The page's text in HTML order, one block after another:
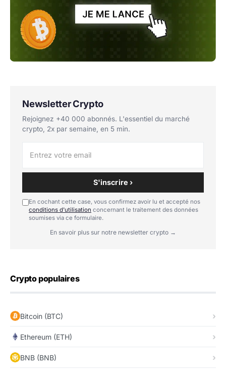
Newsletter Crypto
Rejoignez +40 000 abonnés. L'essentiel du marché
crypto, 2x par semaine, en 5 min.
S'inscrire ›
En cochant cette case, vous confirmez avoir lu et accepté nos
conditions d'utilisation concernant le traitement des données
soumises via ce formulaire.
En savoir plus sur notre newsletter crypto →
Crypto populaires
Bitcoin (BTC)
Ethereum (ETH)
BNB (BNB)